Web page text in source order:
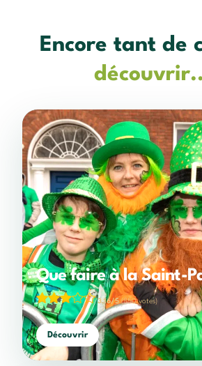
Encore tant de
Que faire à la Saint-
3,16/5(850 votes)
Découvrir